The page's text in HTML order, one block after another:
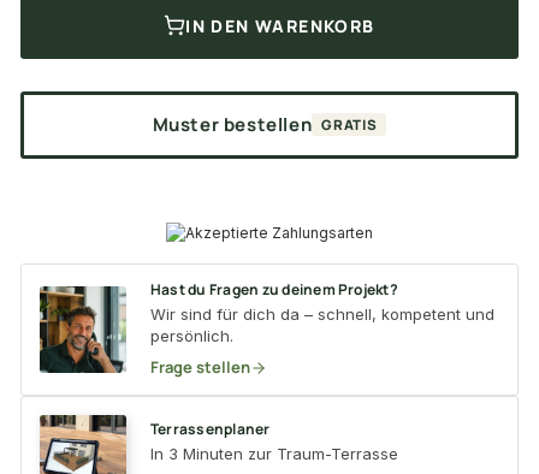
IN DEN WARENKORB
Muster bestellen GRATIS
Hast du Fragen zu deinem Projekt?
Wir sind für dich da – schnell, kompetent und
persönlich.
Frage stellen
Terrassenplaner
In 3 Minuten zur Traum-Terrasse